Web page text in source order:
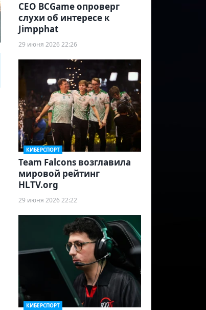
CEO BCGame опроверг
слухи об интересе к
Jimpphat
29 июня 2026 22:26
КИБЕРСПОРТ
Team Falcons возглавила
мировой рейтинг
HLTV.org
29 июня 2026 22:22
КИБЕРСПОРТ